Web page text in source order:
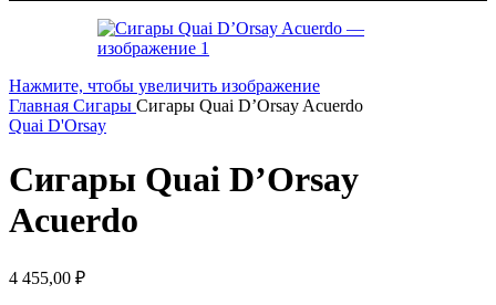
Нажмите, чтобы увеличить изображение
Главная Сигары Сигары Quai D’Orsay Acuerdo
Quai D'Orsay
Сигары Quai D’Orsay
Acuerdo
4 455,00 ₽